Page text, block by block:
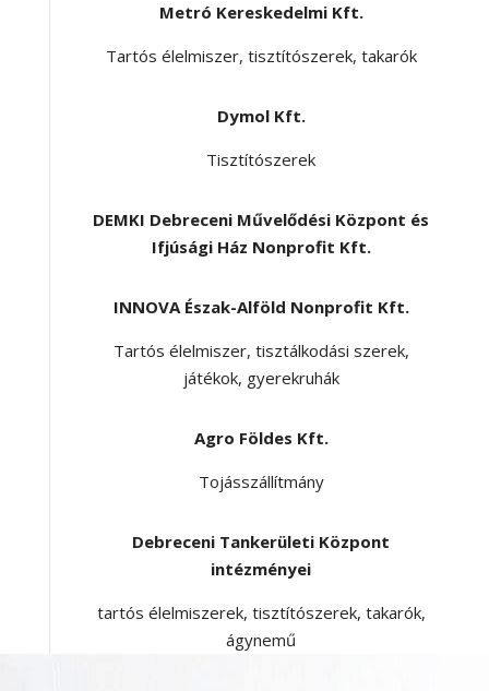
Metró Kereskedelmi Kft.
Tartós élelmiszer, tisztítószerek, takarók
Dymol Kft.
Tisztítószerek
DEMKI Debreceni Művelődési Központ és
Ifjúsági Ház Nonprofit Kft.
INNOVA Észak-Alföld Nonprofit Kft.
Tartós élelmiszer, tisztálkodási szerek,
játékok, gyerekruhák
Agro Földes Kft.
Tojásszállítmány
Debreceni Tankerületi Központ
intézményei
tartós élelmiszerek, tisztítószerek, takarók,
ágynemű